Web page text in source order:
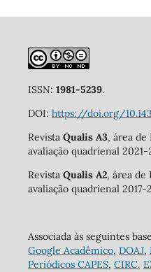
ISSN: 1981-5239.
DOI: https://doi.org/
Revista Qualis A3, área de
avaliação quadrienal 2021-
Revista Qualis A2, área de
avaliação quadrienal 2017-
Associada às seguintes
Google Acadêmico, DOAJ,
Periódicos CAPES, CIRC,